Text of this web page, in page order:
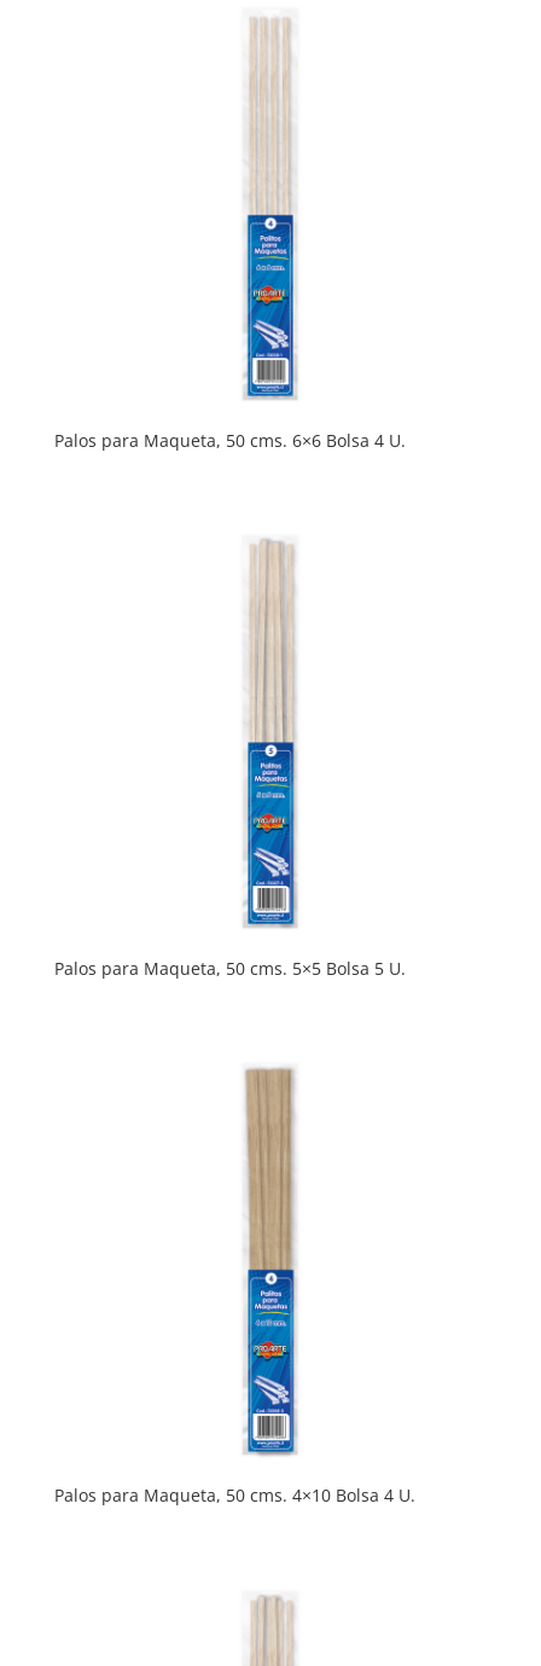
Palos para Maqueta, 50 cms. 6×6 Bolsa 4 U.
Palos para Maqueta, 50 cms. 5×5 Bolsa 5 U.
Palos para Maqueta, 50 cms. 4×10 Bolsa 4 U.